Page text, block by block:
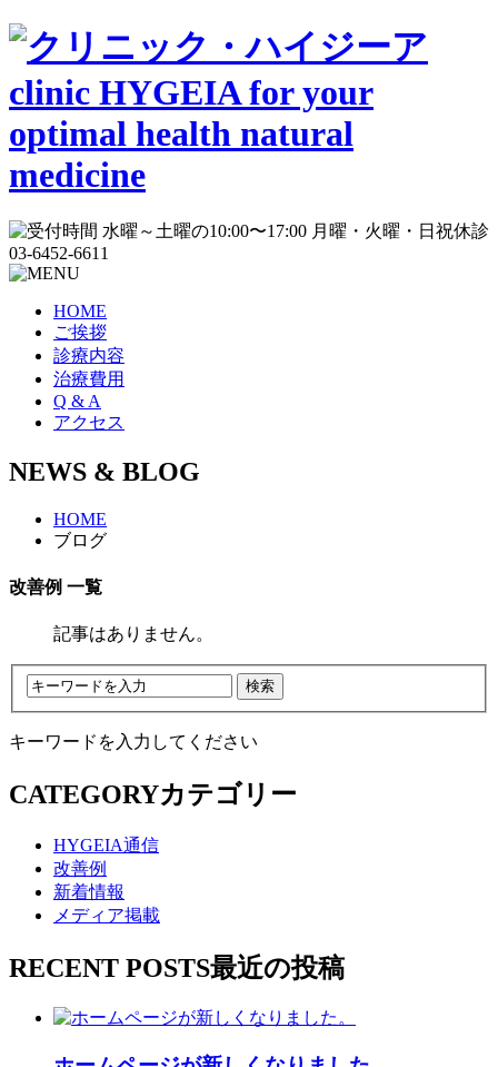
HOME
ご挨拶
診療内容
治療費用
Q & A
アクセス
NEWS & BLOG
HOME
ブログ
改善例 一覧
記事はありません。
キーワードを入力してください
CATEGORYカテゴリー
HYGEIA通信
改善例
新着情報
メディア掲載
RECENT POSTS最近の投稿